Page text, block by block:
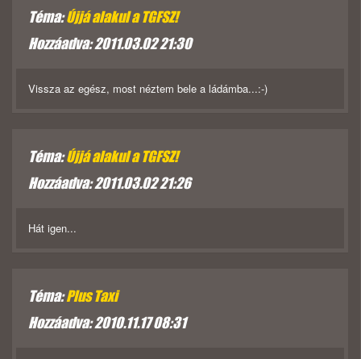
Téma:Újjá alakul a TGFSZ!
Hozzáadva: 2011.03.02 21:30
Vissza az egész, most néztem bele a ládámba...:-)
Téma:Újjá alakul a TGFSZ!
Hozzáadva: 2011.03.02 21:26
Hát igen...
Téma:Plus Taxi
Hozzáadva: 2010.11.17 08:31